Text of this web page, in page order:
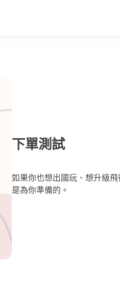
下單測試
如果你也想出國玩、想升級
是為你準備的。